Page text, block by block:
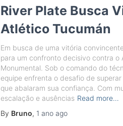
River Plate Busca
Atlético Tucumán
Em busca de uma vitória
para um confronto decisivo contra o
Monumental. Sob o comando do
equipe enfrenta o desafio de
que abalaram sua confiança. Com
escalação e ausências Read more…
By Bruno, 1 ano ago